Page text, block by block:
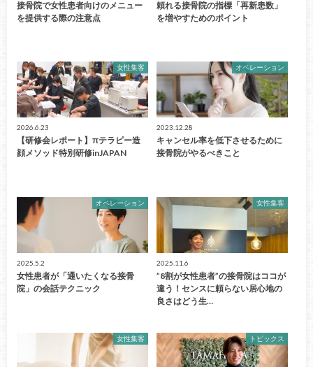
接骨院で女性患者向けのメニュー
を提供する際の注意点
頼れる接骨院の指標「再新患数」
を増やすためのポイント
女性集客
2026.6.23
【研修会レポート】πテラピー造
顔メソッド特別研修inJAPAN
オペレーション
2023.12.28
キャンセル率を低下させるために
接骨院がやるべきこと
オペレーション
2025.5.2
女性患者が「通いたくなる接骨
院」の会話テクニック
女性集客
2025.11.6
”8割が女性患者”の接骨院はココが
違う！センスに頼らない居心地の
良さはどう生…
女性集客 トピックス